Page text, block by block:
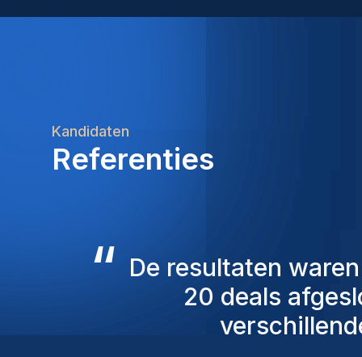
Kandidaten
Referenties
“ De consultants
overweging
mensen die